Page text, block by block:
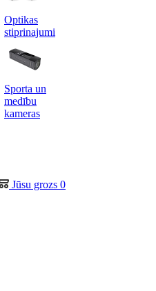
Optikas
stiprinajumi
Sporta un
medību
kameras
Jūsu grozs 0